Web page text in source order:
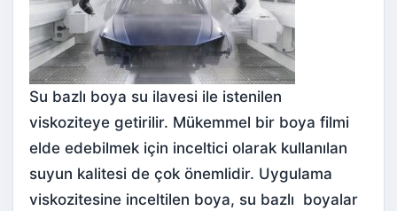
Su bazlı boya su ilavesi ile istenilen
viskoziteye getirilir. Mükemmel bir boya filmi
elde edebilmek için inceltici olarak kullanılan
suyun kalitesi de çok önemlidir. Uygulama
viskozitesine inceltilen boya, su bazlı boyalar